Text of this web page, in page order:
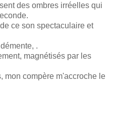
des ombres irréelles qui
ce son spectaculaire et
.
magnétisés par les
mon compère m'accroche le